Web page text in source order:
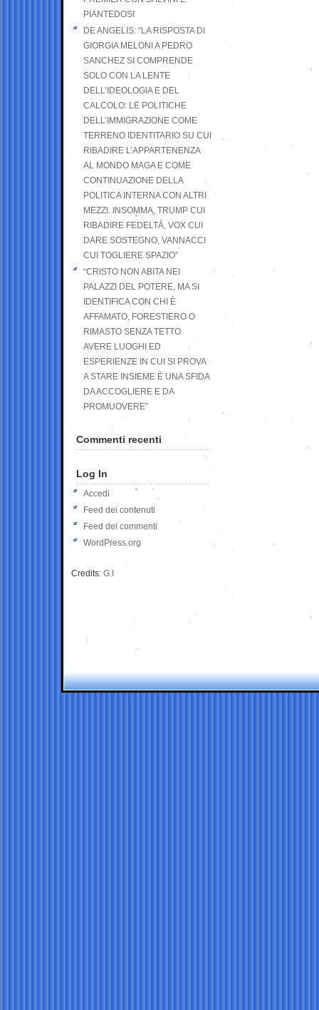
PIANTEDOSI
DE ANGELIS: “LA RISPOSTA DI
GIORGIA MELONI A PEDRO
SANCHEZ SI COMPRENDE
SOLO CON LA LENTE
DELL’IDEOLOGIA E DEL
CALCOLO: LE POLITICHE
DELL’IMMIGRAZIONE COME
TERRENO IDENTITARIO SU CUI
RIBADIRE L’APPARTENENZA
AL MONDO MAGA E COME
CONTINUAZIONE DELLA
POLITICA INTERNA CON ALTRI
MEZZI. INSOMMA, TRUMP CUI
RIBADIRE FEDELTÀ, VOX CUI
DARE SOSTEGNO, VANNACCI
CUI TOGLIERE SPAZIO”
“CRISTO NON ABITA NEI
PALAZZI DEL POTERE, MA SI
IDENTIFICA CON CHI È
AFFAMATO, FORESTIERO O
RIMASTO SENZA TETTO.
AVERE LUOGHI ED
ESPERIENZE IN CUI SI PROVA
A STARE INSIEME È UNA SFIDA
DA ACCOGLIERE E DA
PROMUOVERE”
Commenti recenti
Log In
Accedi
Feed dei contenuti
Feed dei commenti
WordPress.org
Credits: G.I